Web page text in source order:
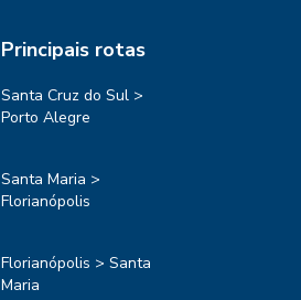
Principais rotas
Santa Cruz do Sul >
Porto Alegre
Santa Maria >
Florianópolis
Florianópolis > Santa
Maria